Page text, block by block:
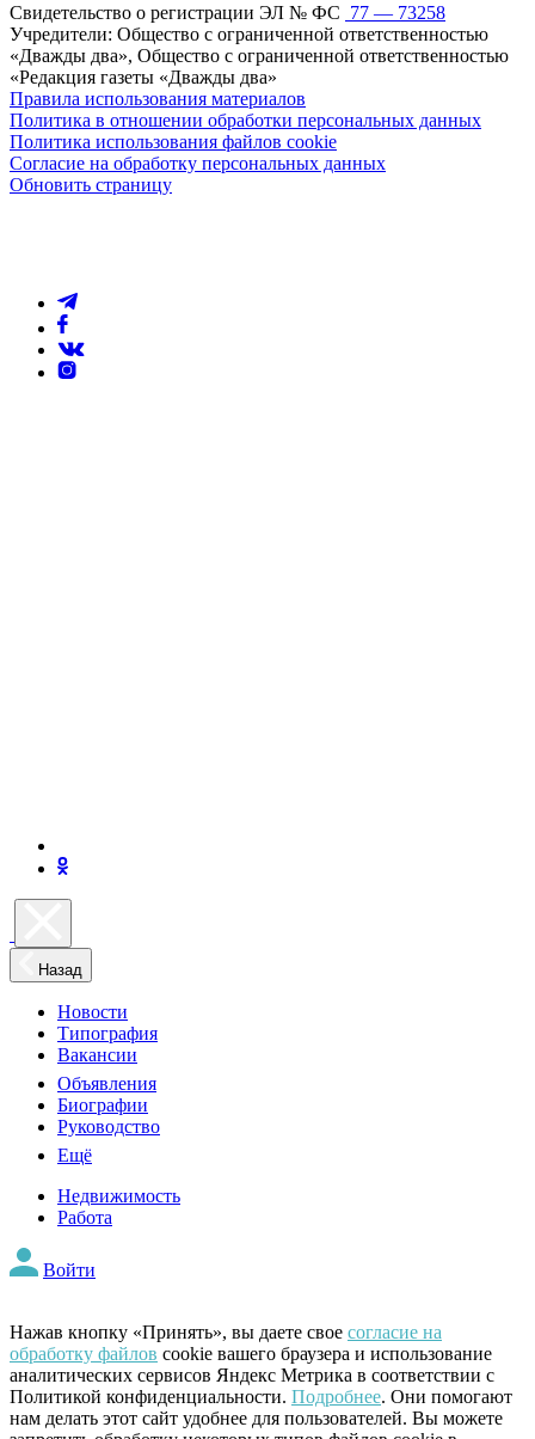
Свидетельство о регистрации ЭЛ № ФС 77 — 73258
Учредители: Общество с ограниченной ответственностью
«Дважды два», Общество с ограниченной ответственностью
«Редакция газеты «Дважды два»
Правила использования материалов
Политика в отношении обработки персональных данных
Политика использования файлов cookie
Согласие на обработку персональных данных
Обновить страницу
Назад
Новости
Типография
Вакансии
Объявления
Биографии
Руководство
Ещё
Недвижимость
Работа
Войти
Нажав кнопку «Принять», вы даете свое согласие на
обработку файлов cookie вашего браузера и использование
аналитических сервисов Яндекс Метрика в соответствии с
Политикой конфиденциальности. Подробнее. Они помогают
нам делать этот сайт удобнее для пользователей. Вы можете